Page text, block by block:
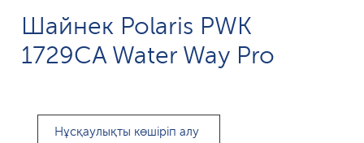
Шайнек Polaris PWK
1729CA Water Way Pro
Нұсқаулықты көшіріп алу